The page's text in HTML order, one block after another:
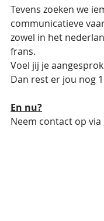
Tevens zoeken we
communicatieve
zowel in het
frans.
Voel jij je
Dan rest er jou nog
En nu?
Neem contact op via